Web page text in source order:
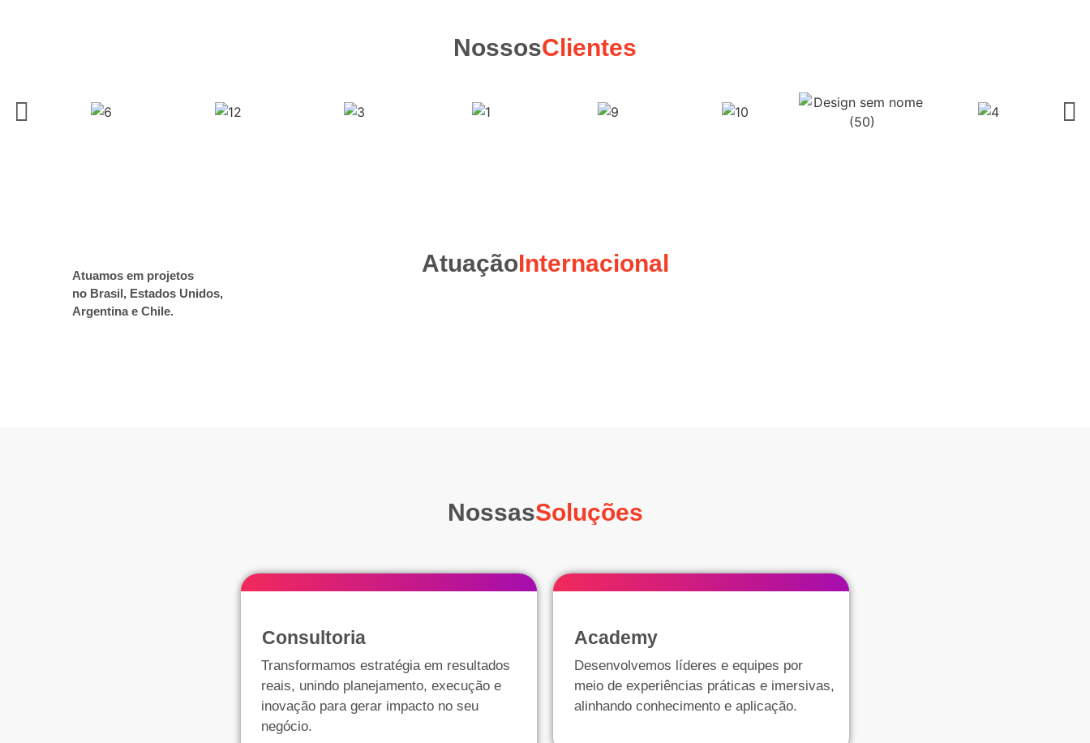
NossosClientes
AtuaçãoInternacional
Atuamos em projetos
no Brasil, Estados Unidos,
Argentina e Chile.
NossasSoluções
Consultoria
Transformamos estratégia em resultados
reais, unindo planejamento, execução e
inovação para gerar impacto no seu
negócio.
Academy
Desenvolvemos líderes e equipes por
meio de experiências práticas e imersivas,
alinhando conhecimento e aplicação.